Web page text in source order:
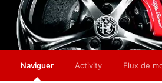
Naviguer Activity Flux de